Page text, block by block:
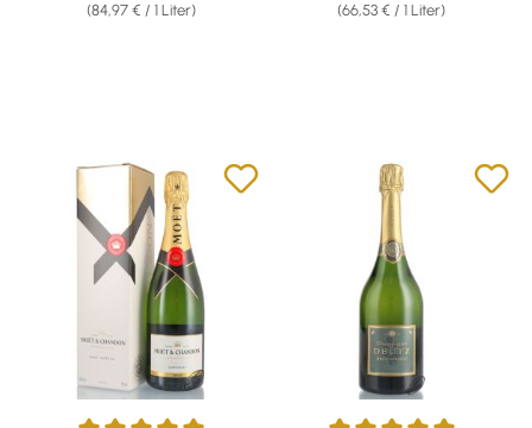
(84,97 € / 1 Liter) (66,53 € / 1 Liter)